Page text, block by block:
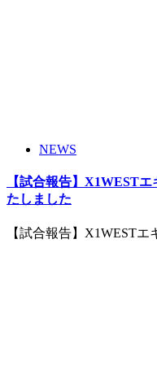
NEWS
【試合報告】X1WEST
たしました
【試合報告】X1WESTエ